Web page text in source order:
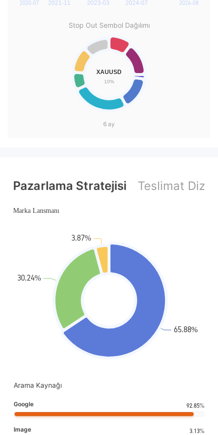
Stop Out Sembol Dağılımı
6 ay
Pazarlama Stratejisi Teslimat Dizini
Arama Kaynağı
Google 92.85%
Image 3.13%